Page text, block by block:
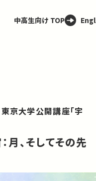
中高生向け TOP
京大学公開講座「宇
月、そしてその先